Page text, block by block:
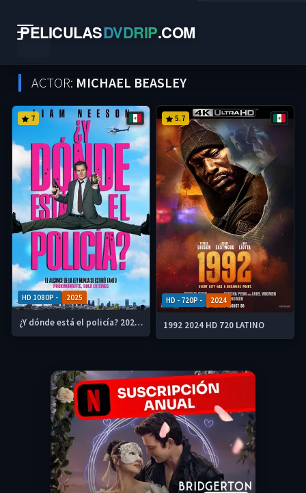
PELICULASDVDRIP.COM
ACTOR: MICHAEL BEASLEY
HD 1080P - 2025
7
¿Y dónde está el policía? 2025 HD 1080p Latino
HD - 720P - 2024
5.7
1992 2024 HD 720 LATINO